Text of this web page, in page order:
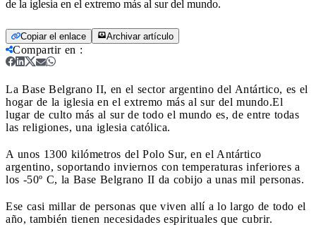
de la iglesia en el extremo más al sur del mundo.
Copiar el enlace Archivar artículo
Compartir en :
La Base Belgrano II, en el sector argentino del Antártico, es el
hogar de la iglesia en el extremo más al sur del mundo.El
lugar de culto más al sur de todo el mundo es, de entre todas
las religiones, una iglesia católica.
A unos 1300 kilómetros del Polo Sur, en el Antártico
argentino, soportando inviernos con temperaturas inferiores a
los -50º C, la Base Belgrano II da cobijo a unas mil personas.
Ese casi millar de personas que viven allí a lo largo de todo el
año, también tienen necesidades espirituales que cubrir.